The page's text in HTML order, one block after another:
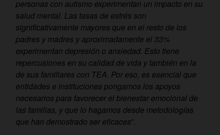
personas con autismo experimentan un impacto en su
salud mental. Las tasas de estrés son
significativamente mayores que en el resto de los
padres y madres y aproximadamente el 33%
experimentan depresión o ansiedad. Esto tiene
repercusiones en su calidad de vida y también en la
de sus familiares con TEA. Por eso, es esencial que
entidades e instituciones pongamos los apoyos
necesarios para favorecer el bienestar emocional de
las familias, y que lo hagamos desde metodologías
que han demostrado ser eficaces”.